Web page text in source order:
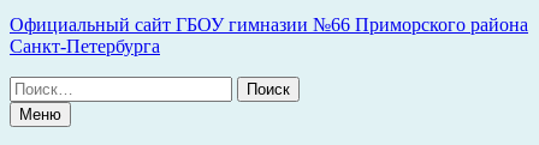
Официальный сайт ГБОУ гимназии №66 Приморского района
Санкт-Петербурга
Поиск
по:Меню